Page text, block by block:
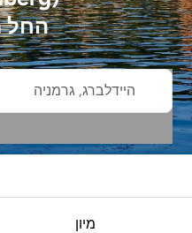
היידלברג, גרמניה
מיון